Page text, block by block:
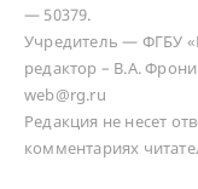
— 50379.
Учредитель — ФГБУ
редактор – В.А.
web@rg.ru
Редакция не несет
комментариях